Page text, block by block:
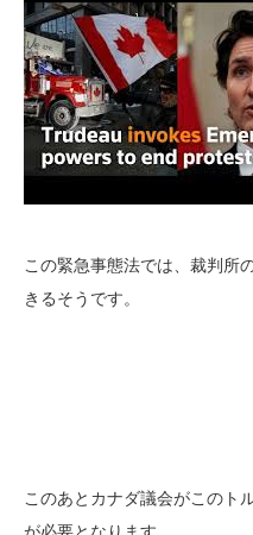
この緊急事態法では、裁判所
きるそうです。
このあとカナダ議会がこのト
が必要となります。